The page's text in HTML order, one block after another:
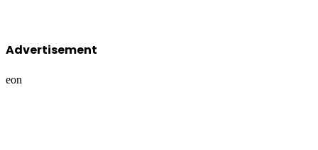
Advertisement
eon